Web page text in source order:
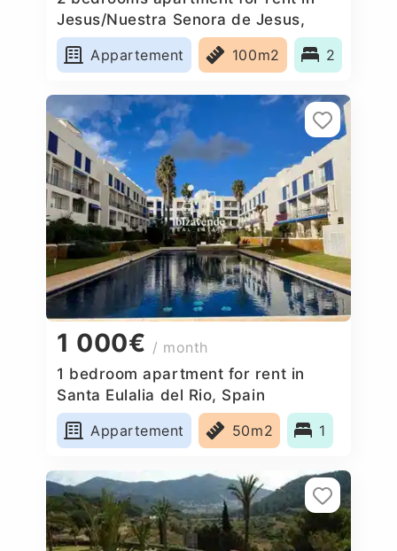
Jesus/Nuestra Senora de Jesus,
Spain
Appartement
100m2 2
1 000€ / month
1 bedroom apartment for rent in
Santa Eulalia del Rio, Spain
Appartement
50m2 1